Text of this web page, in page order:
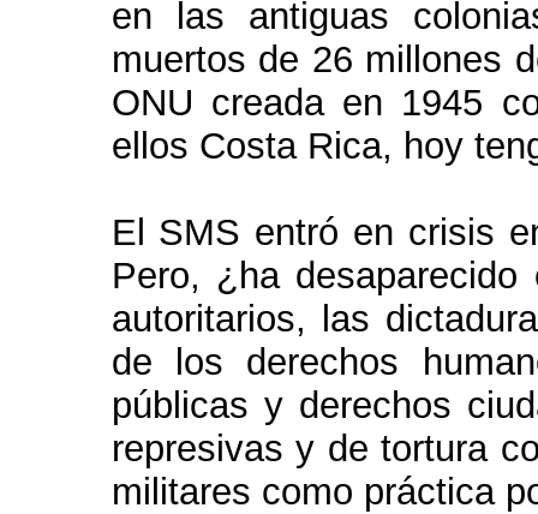
en las antiguas
muertos de 26 millones
ONU creada en 1945
ellos Costa Rica, hoy
El SMS entró en crisis
Pero, ¿ha
autoritarios, las
de los derechos
públicas y derechos
represivas y de tortura
militares como práctica